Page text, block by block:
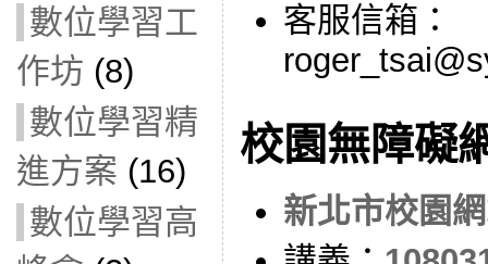
數位學習工
作坊 (8)
數位學習精
進方案 (16)
數位學習高
客服信箱：
校園無障礙
新北市校園